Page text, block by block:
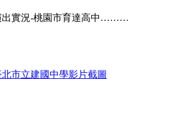
出實況-桃園市育達高中………